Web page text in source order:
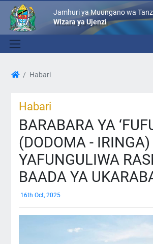
Jamhuri ya Muungano wa
Wizara ya Ujenzi
Habari
Habari
BARABARA YA
(DODOMA - IRINGA)
YAFUNGULIWA
BAADA YA
16th Oct, 2025